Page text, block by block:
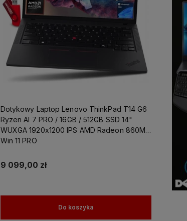
Dotykowy Laptop Lenovo ThinkPad T14 G6
Ryzen AI 7 PRO / 16GB / 512GB SSD 14"
WUXGA 1920x1200 IPS AMD Radeon 860M
Win 11 PRO
9 099,00 zł
Do koszyka